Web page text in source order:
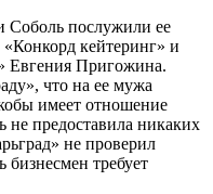
Соболь послужили ее
кейтеринг» и
Евгения Пригожина.
что на ее мужа
имеет отношение
предоставила никаких
не проверил
требует